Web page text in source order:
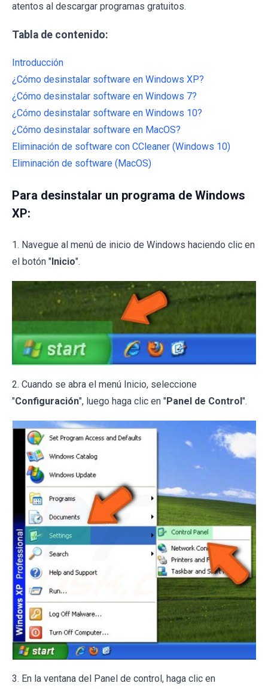
atentos al descargar programas gratuitos.
Tabla de contenido:
Introducción
¿Cómo desinstalar software en Windows XP?
¿Cómo desinstalar software en Windows 7?
¿Cómo desinstalar software en Windows 10?
¿Cómo desinstalar software en MacOS?
Eliminación de software con CCleaner (Windows 10)
Eliminación de software (MacOS)
Para desinstalar un programa de Windows
XP:
1. Navegue al menú de inicio de Windows haciendo clic en
el botón "Inicio".
2. Cuando se abra el menú Inicio, seleccione
"Configuración", luego haga clic en "Panel de Control".
3. En la ventana del Panel de control, haga clic en